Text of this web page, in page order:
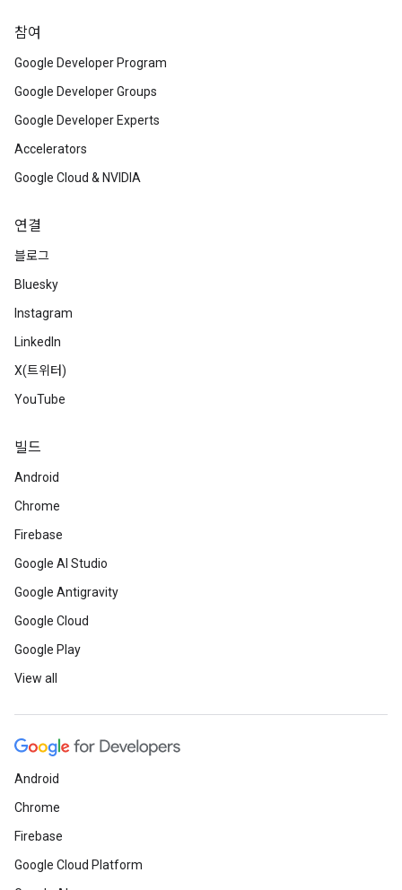
참여
Google Developer Program
Google Developer Groups
Google Developer Experts
Accelerators
Google Cloud & NVIDIA
연결
블로그
Bluesky
Instagram
LinkedIn
X(트위터)
YouTube
빌드
Android
Chrome
Firebase
Google AI Studio
Google Antigravity
Google Cloud
Google Play
View all
Android
Chrome
Firebase
Google Cloud Platform